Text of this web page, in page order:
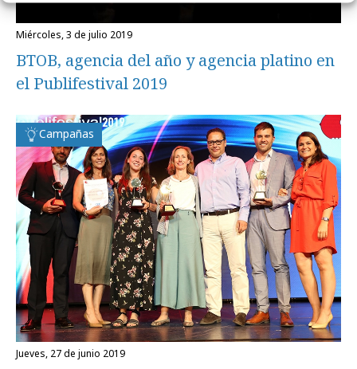
miércoles, 3 de julio 2019
BTOB, agencia del año y agencia platino en
el Publifestival 2019
Campañas
jueves, 27 de junio 2019